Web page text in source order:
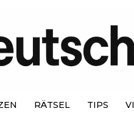
RÄTSEL TIPS